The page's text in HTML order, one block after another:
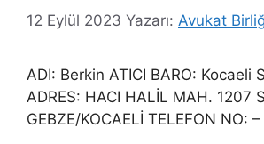
12 Eylül 2023 Yazarı: Avukat
ADI: Berkin ATICI BARO: Kocaeli
ADRES: HACI HALİL MAH. 1207
GEBZE/KOCAELİ TELEFON NO: